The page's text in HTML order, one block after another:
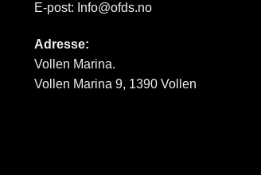
E-post: Info@ofds.no
Adresse:
Vollen Marina.
Vollen Marina 9, 1390 Vollen